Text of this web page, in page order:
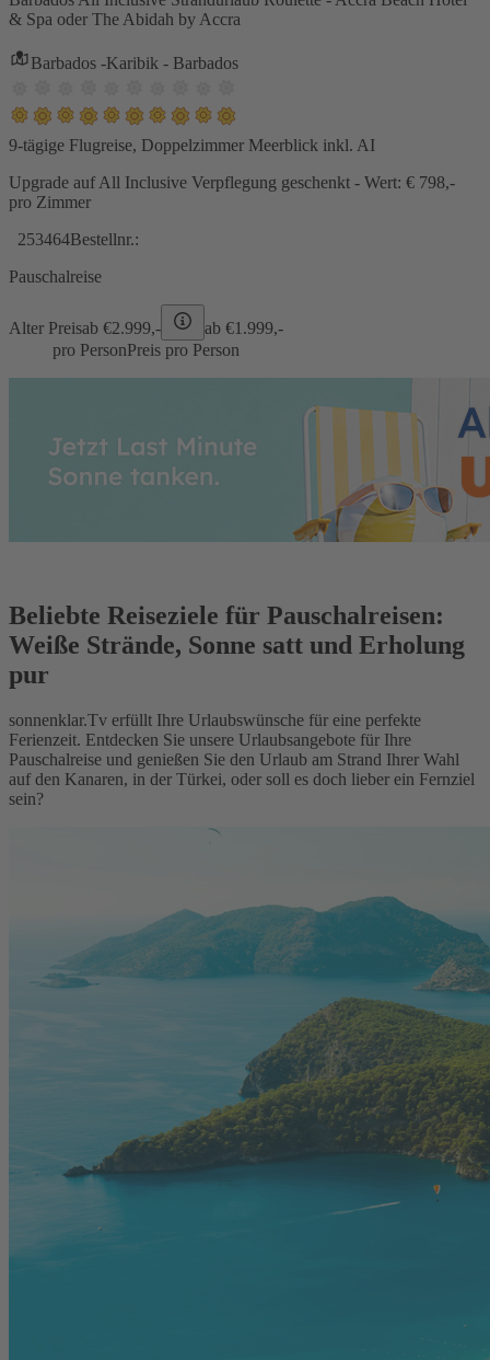
& Spa oder The Abidah by Accra
Barbados -Karibik - Barbados
9-tägige Flugreise, Doppelzimmer Meerblick inkl. AI
Upgrade auf All Inclusive Verpflegung geschenkt - Wert: € 798,-
pro Zimmer
253464Bestellnr.:
Pauschalreise
Alter Preisab €2.999,- ab €1.999,-
pro PersonPreis pro Person
Beliebte Reiseziele für Pauschalreisen:
Weiße Strände, Sonne satt und Erholung
pur
sonnenklar.Tv erfüllt Ihre Urlaubswünsche für eine perfekte
Ferienzeit. Entdecken Sie unsere Urlaubsangebote für Ihre
Pauschalreise und genießen Sie den Urlaub am Strand Ihrer Wahl
auf den Kanaren, in der Türkei, oder soll es doch lieber ein Fernziel
sein?